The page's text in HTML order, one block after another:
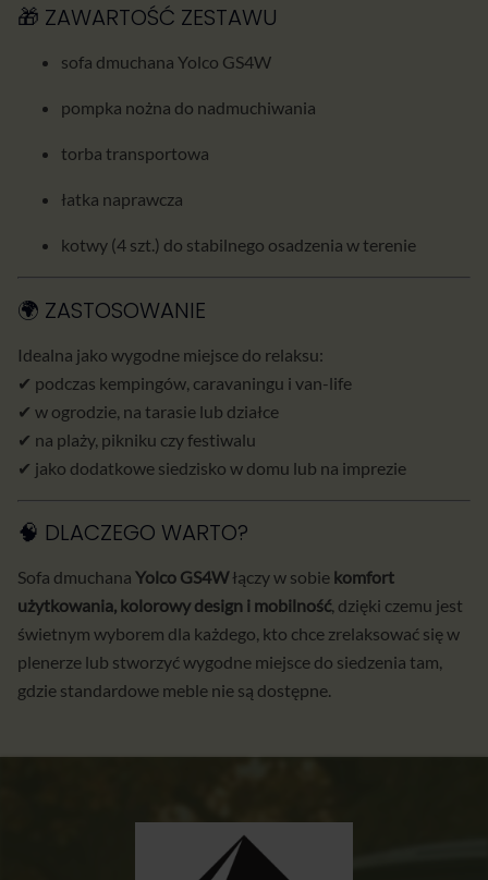
🎁 ZAWARTOŚĆ ZESTAWU
sofa dmuchana Yolco GS4W
pompka nożna do nadmuchiwania
torba transportowa
łatka naprawcza
kotwy (4 szt.) do stabilnego osadzenia w terenie
🌍 ZASTOSOWANIE
Idealna jako wygodne miejsce do relaksu:
✔ podczas kempingów, caravaningu i van-life
✔ w ogrodzie, na tarasie lub działce
✔ na plaży, pikniku czy festiwalu
✔ jako dodatkowe siedzisko w domu lub na imprezie
🧠 DLACZEGO WARTO?
Sofa dmuchana Yolco GS4Włączy w sobie komfort
użytkowania, kolorowy design i mobilność, dzięki czemu jest
świetnym wyborem dla każdego, kto chce zrelaksować się w
plenerze lub stworzyć wygodne miejsce do siedzenia tam,
gdzie standardowe meble nie są dostępne.